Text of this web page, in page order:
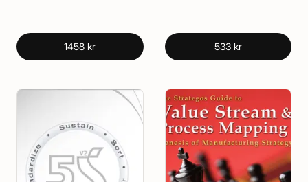
1458 kr 533 kr